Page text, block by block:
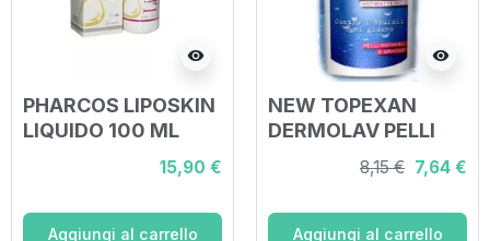
visibility
PHARCOS LIPOSKIN
LIQUIDO 100 ML
15,90 €
Aggiungi al carrello
visibility
NEW TOPEXAN
DERMOLAV PELLI
NORMALI 150 ML
8,15 € 7,64 €
Aggiungi al carrello